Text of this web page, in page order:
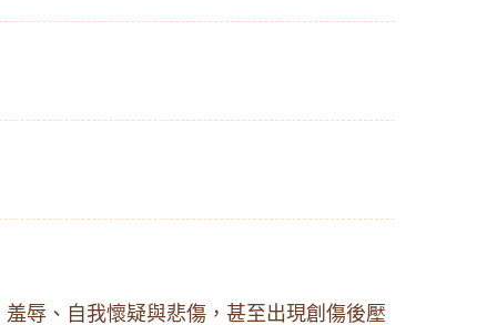
辱、自我懷疑與悲傷，甚至出現創傷後壓